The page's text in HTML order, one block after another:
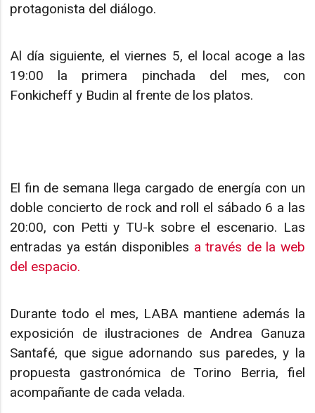
protagonista del diálogo.
Al día siguiente, el viernes 5, el local acoge a las
19:00 la primera pinchada del mes, con
Fonkicheff y Budin al frente de los platos.
El fin de semana llega cargado de energía con un
doble concierto de rock and roll el sábado 6 a las
20:00, con Petti y TU-k sobre el escenario. Las
entradas ya están disponibles a través de la web
del espacio.
Durante todo el mes, LABA mantiene además la
exposición de ilustraciones de Andrea Ganuza
Santafé, que sigue adornando sus paredes, y la
propuesta gastronómica de Torino Berria, fiel
acompañante de cada velada.